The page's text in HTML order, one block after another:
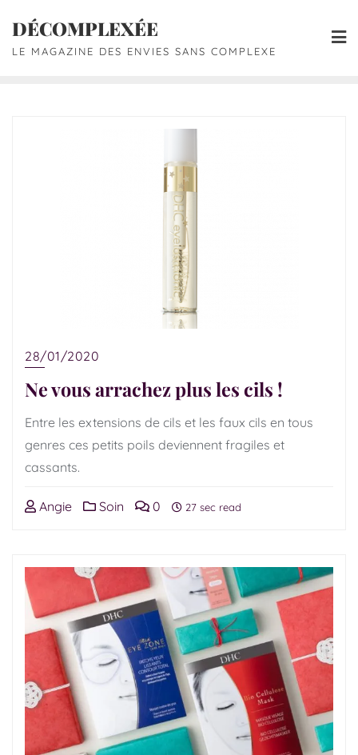
DÉCOMPLEXÉE
LE MAGAZINE DES ENVIES SANS COMPLEXE
28/01/2020
Ne vous arrachez plus les cils !
Entre les extensions de cils et les faux cils en tous
genres ces petits poils deviennent fragiles et
cassants.
Angie Soin 0 27 sec read